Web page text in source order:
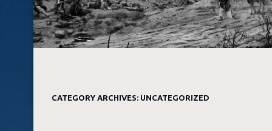
CATEGORY ARCHIVES: UNCATEGORIZED